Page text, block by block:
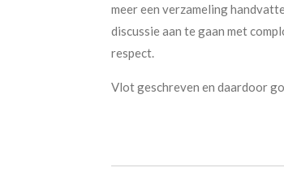
meer een verzameling
discussie aan te gaan met
respect.
Vlot geschreven en daardoor